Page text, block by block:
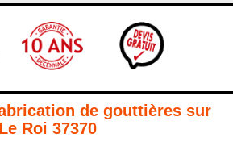
de gouttières sur
Roi 37370